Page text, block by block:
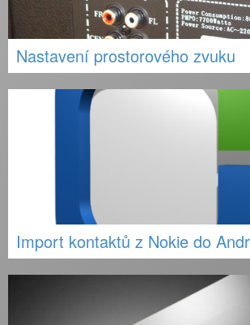
Nastavení prostorového zvuku
Import kontaktů z Nokie do